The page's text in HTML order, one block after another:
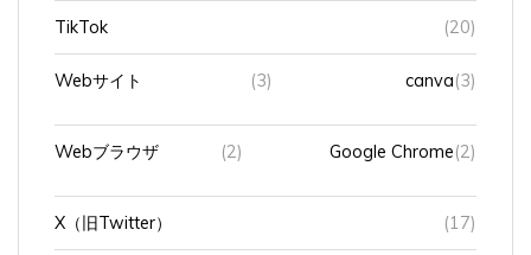
TikTok (20)
Webサイト (3) canva(3)
Webブラウザ (2) Google Chrome (2)
X（旧Twitter） (17)